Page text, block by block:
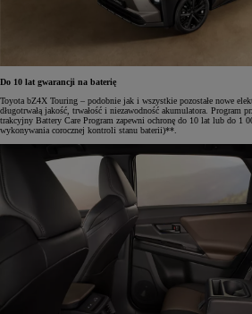
Do 10 lat gwarancji na baterię
Toyota bZ4X Touring – podobnie jak i wszystkie pozostałe nowe
długotrwałą jakość, trwałość i niezawodność akumulatora. Program
trakcyjny Battery Care Program zapewni ochronę do 10 lat lub do 1
wykonywania corocznej kontroli stanu baterii)**.